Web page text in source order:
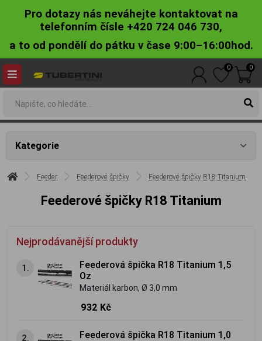
Pro dotazy nás neváhejte kontaktovat na
telefonním čísle +420 724 046 730,
a to od pondělí do pátku v čase 9:00–16:00hod.
0 0
Kategorie
Feeder Feederové špičky Feederové špičky R18 Titanium
Feederové špičky R18 Titanium
Nejprodávanější produkty
1.
Feederová špička R18 Titanium 1,5
Oz
Materiál karbon, Ø 3,0 mm
932 Kč
2.
Feederová špička R18 Titanium 1,0